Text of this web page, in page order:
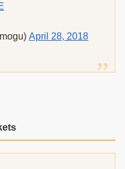
April 28, 2018